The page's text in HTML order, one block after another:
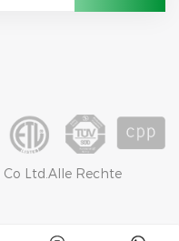
Ltd.Alle Rechte
Bestimmungen